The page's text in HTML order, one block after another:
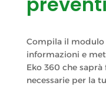
Compila il
informazioni e
Eko 360 che
necessarie per la